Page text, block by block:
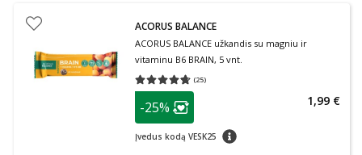
ACORUS BALANCE
ACORUS BALANCE užkandis su magniu ir
vitaminu B6 BRAIN, 5 vnt.
(25)
Vidutinis įvertinimas 4.68
patarimas
Lojalumo klubo narių nuolaida
-25%
Įvedus kodą VESK25 patarimas
1,99 €